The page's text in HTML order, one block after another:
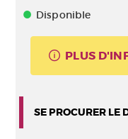
Disponible
PLUS
SE PROCURER LE